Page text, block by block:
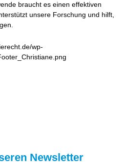
braucht es einen effektiven
unsere Forschung und hilft,
Newsletter